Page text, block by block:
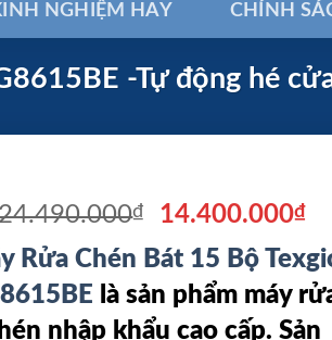
NGHIỆM HAY CHÍNH
-Tự động hé
₫
Giá
là:
24.490.000₫.
14.400.000₫Giá
là:
Rửa Chén Bát 15 Bộ
là sản phẩm máy
nhập khẩu cao cấp. Sản